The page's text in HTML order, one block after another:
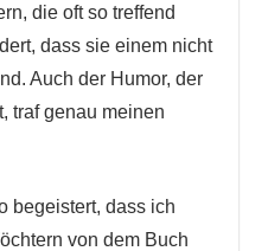
die oft so treffend
dass sie einem nicht
Auch der Humor, der
traf genau meinen
begeistert, dass ich
von dem Buch